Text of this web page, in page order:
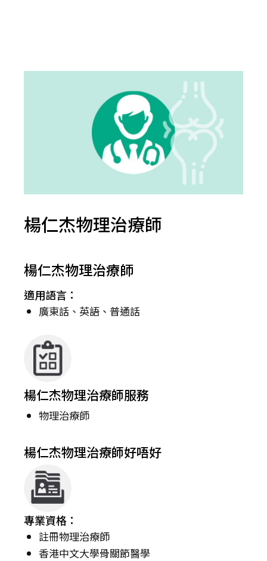
楊仁杰物理治療師
楊仁杰物理治療師
適用語言：
廣東話、英語、普通話
楊仁杰物理治療師服務
物理治療師
楊仁杰物理治療師好唔好
專業資格：
註冊物理治療師
香港中文大學骨關節醫學